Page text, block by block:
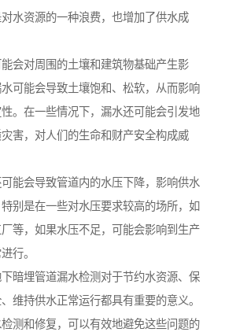
水资源的一种浪费，也增加了供水成
会对周围的土壤和建筑物基础产生影
可能会导致土壤饱和、松软，从而影响
。在一些情况下，漏水还可能会引发地
害，对人们的生命和财产安全构成威
能会导致管道内的水压下降，影响供水
别是在一些对水压要求较高的场所，如
等，如果水压不足，可能会影响到生产
行。
暗埋管道漏水检测对于节约水资源、保
维持供水正常运行都具有重要的意义。
测和修复，可以有效地避免这些问题的